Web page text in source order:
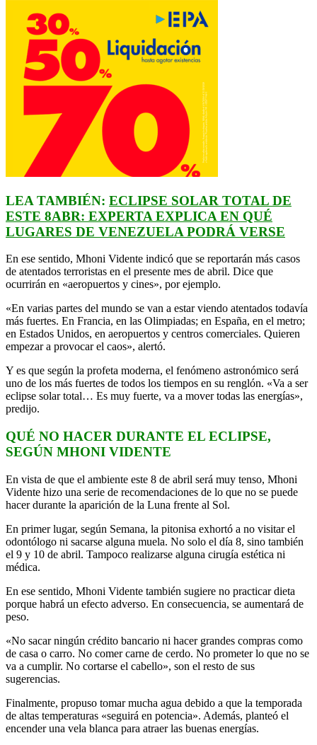
LEA TAMBIÉN: ECLIPSE SOLAR TOTAL DE
ESTE 8ABR: EXPERTA EXPLICA EN QUÉ
LUGARES DE VENEZUELA PODRÁ VERSE
En ese sentido, Mhoni Vidente indicó que se reportarán más casos
de atentados terroristas en el presente mes de abril. Dice que
ocurrirán en «aeropuertos y cines», por ejemplo.
«En varias partes del mundo se van a estar viendo atentados todavía
más fuertes. En Francia, en las Olimpiadas; en España, en el metro;
en Estados Unidos, en aeropuertos y centros comerciales. Quieren
empezar a provocar el caos», alertó.
Y es que según la profeta moderna, el fenómeno astronómico será
uno de los más fuertes de todos los tiempos en su renglón. «Va a ser
eclipse solar total… Es muy fuerte, va a mover todas las energías»,
predijo.
QUÉ NO HACER DURANTE EL ECLIPSE,
SEGÚN MHONI VIDENTE
En vista de que el ambiente este 8 de abril será muy tenso, Mhoni
Vidente hizo una serie de recomendaciones de lo que no se puede
hacer durante la aparición de la Luna frente al Sol.
En primer lugar, según Semana, la pitonisa exhortó a no visitar el
odontólogo ni sacarse alguna muela. No solo el día 8, sino también
el 9 y 10 de abril. Tampoco realizarse alguna cirugía estética ni
médica.
En ese sentido, Mhoni Vidente también sugiere no practicar dieta
porque habrá un efecto adverso. En consecuencia, se aumentará de
peso.
«No sacar ningún crédito bancario ni hacer grandes compras como
de casa o carro. No comer carne de cerdo. No prometer lo que no se
va a cumplir. No cortarse el cabello», son el resto de sus
sugerencias.
Finalmente, propuso tomar mucha agua debido a que la temporada
de altas temperaturas «seguirá en potencia». Además, planteó el
encender una vela blanca para atraer las buenas energías.